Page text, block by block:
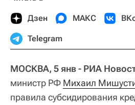
Дзен МАКС
Telegram
МОСКВА, 5 янв - РИА
министр РФ Михаил
правила субсидирования